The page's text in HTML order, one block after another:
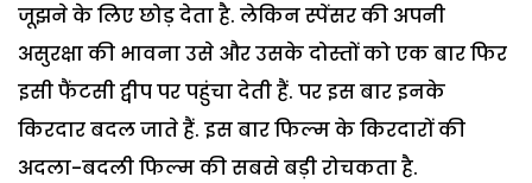
जूझने के लिए छोड़ देता है. लेकिन स्पेंसर की अपनी
असुरक्षा की भावना उसे और उसके दोस्तों को एक बार फिर
इसी फैंटसी द्वीप पर पहुंचा देती हैं. पर इस बार इनके
किरदार बदल जाते हैं. इस बार फिल्म के किरदारों की
अदला-बदली फिल्म की सबसे बड़ी रोचकता है.